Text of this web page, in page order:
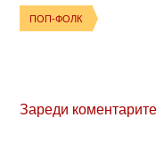
ПОП-ФОЛК
Зареди коментарите